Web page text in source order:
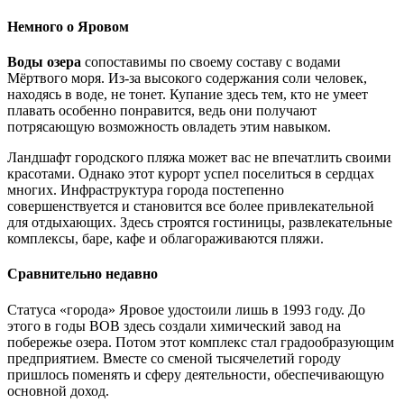
Немного о Яровом
Воды озера сопоставимы по своему составу с водами
Мёртвого моря. Из-за высокого содержания соли человек,
находясь в воде, не тонет. Купание здесь тем, кто не умеет
плавать особенно понравится, ведь они получают
потрясающую возможность овладеть этим навыком.
Ландшафт городского пляжа может вас не впечатлить своими
красотами. Однако этот курорт успел поселиться в сердцах
многих. Инфраструктура города постепенно
совершенствуется и становится все более привлекательной
для отдыхающих. Здесь строятся гостиницы, развлекательные
комплексы, баре, кафе и облагораживаются пляжи.
Сравнительно недавно
Статуса «города» Яровое удостоили лишь в 1993 году. До
этого в годы ВОВ здесь создали химический завод на
побережье озера. Потом этот комплекс стал градообразующим
предприятием. Вместе со сменой тысячелетий городу
пришлось поменять и сферу деятельности, обеспечивающую
основной доход.